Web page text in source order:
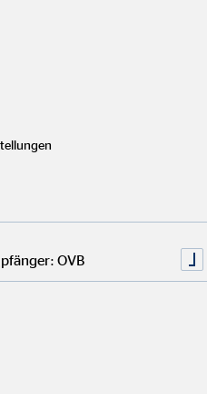
OVB